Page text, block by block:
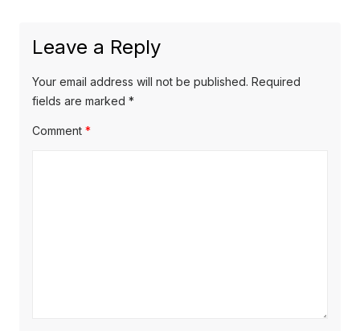
Leave a Reply
Your email address will not be published. Required
fields are marked *
Comment *